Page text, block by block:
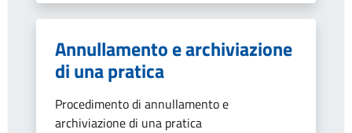
Annullamento e archiviazione
di una pratica
Procedimento di annullamento e
archiviazione di una pratica